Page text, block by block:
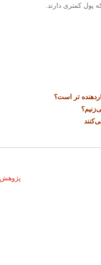
پول کمتری دارند.
تر است؟
پژوهش